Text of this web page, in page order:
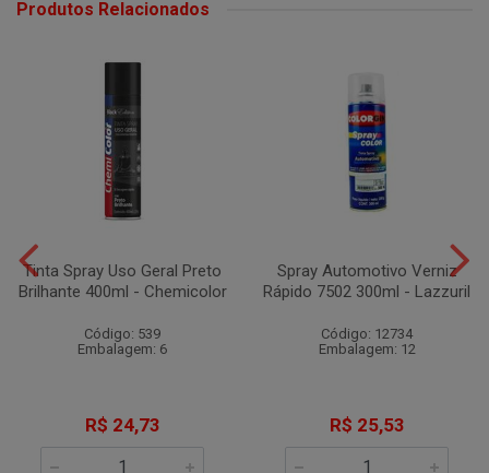
Produtos Relacionados
Tinta Spray Uso Geral Preto
Brilhante 400ml - Chemicolor
Código: 539
Embalagem: 6
R$ 24,73
Spray Automotivo Verniz
Rápido 7502 300ml - Lazzuril
Código: 12734
Embalagem: 12
R$ 25,53